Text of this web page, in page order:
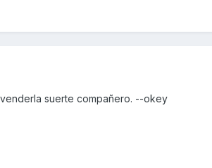
suerte compañero. --okey